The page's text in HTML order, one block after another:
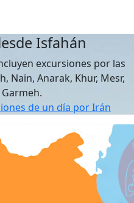
Isfahán
excursiones por las
Nain, Anarak, Khur, Mesr,
de un día por Irán